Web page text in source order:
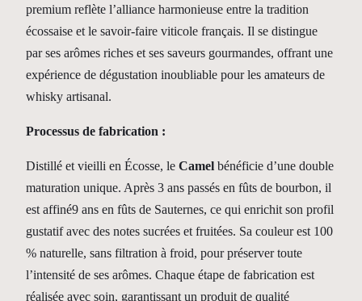
:
5
5
,
0
€
,
0
0
W
h
i
s
k
C
a
m
e
l
"
1
premium reflète l’alliance harmonieuse entre la tradition
écossaise et le savoir-faire viticole français. Il se distingue
par ses arômes riches et ses saveurs gourmandes, offrant une
expérience de dégustation inoubliable pour les amateurs de
whisky artisanal.
Processus de fabrication :
Distillé et vieilli en Écosse, le Camel bénéficie d’une double
maturation unique. Après 3 ans passés en fûts de bourbon, il
est affiné9 ans en fûts de Sauternes, ce qui enrichit son profil
gustatif avec des notes sucrées et fruitées. Sa couleur est 100
% naturelle, sans filtration à froid, pour préserver toute
l’intensité de ses arômes. Chaque étape de fabrication est
réalisée avec soin, garantissant un produit de qualité